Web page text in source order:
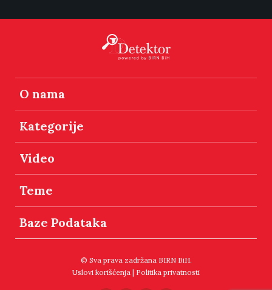
O nama
Kategorije
Video
Teme
Baze Podataka
© Sva prava zadržana BIRN BiH.
Uslovi korišćenja | Politika privatnosti